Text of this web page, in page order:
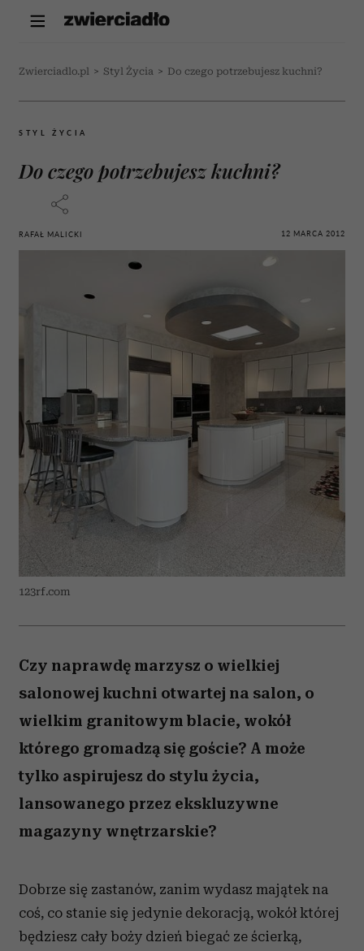
Zwierciadlo.pl > Styl Życia > Do czego potrzebujesz kuchni?
STYL ŻYCIA
Do czego potrzebujesz kuchni?
RAFAŁ MALICKI 12 MARCA 2012
123rf.com
Czy naprawdę marzysz o wielkiej
salonowej kuchni otwartej na salon, o
wielkim granitowym blacie, wokół
którego gromadzą się goście? A może
tylko aspirujesz do stylu życia,
lansowanego przez ekskluzywne
magazyny wnętrzarskie?
Dobrze się zastanów, zanim wydasz majątek na
coś, co stanie się jedynie dekoracją, wokół której
będziesz cały boży dzień biegać ze ścierką,